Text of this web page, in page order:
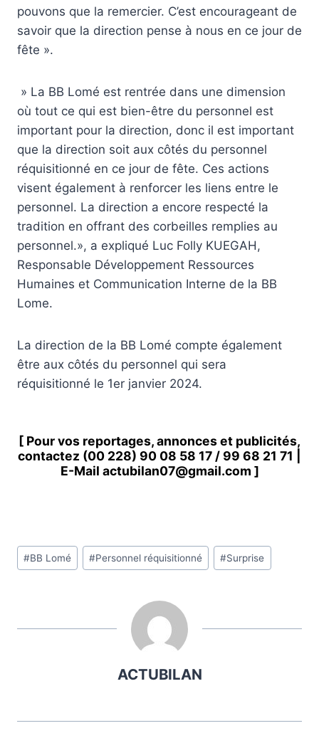
pouvons que la remercier. C’est encourageant de
savoir que la direction pense à nous en ce jour de
fête ».
» La BB Lomé est rentrée dans une dimension
où tout ce qui est bien-être du personnel est
important pour la direction, donc il est important
que la direction soit aux côtés du personnel
réquisitionné en ce jour de fête. Ces actions
visent également à renforcer les liens entre le
personnel. La direction a encore respecté la
tradition en offrant des corbeilles remplies au
personnel.», a expliqué Luc Folly KUEGAH,
Responsable Développement Ressources
Humaines et Communication Interne de la BB
Lome.
La direction de la BB Lomé compte également
être aux côtés du personnel qui sera
réquisitionné le 1er janvier 2024.
[ Pour vos reportages, annonces et publicités,
contactez (00 228) 90 08 58 17 / 99 68 21 71
E-Mail actubilan07@gmail.com ]
Étiquettes
de
#BB Lomé #Personnel réquisitionné #Surprise
ACTUBILAN